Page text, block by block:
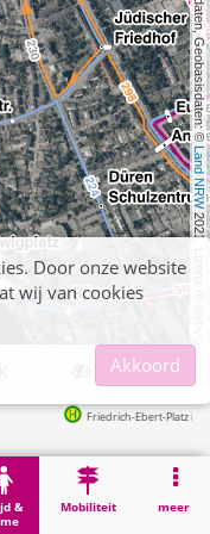
, Kartendaten, Geobasisdaten: ©
Land NRW
2021, Lizenz
dl-de/by-2-0
&
Mobiliteit meer
Friedrich-Ebert-Platz in 296m
Adenauer Park
Door onze website
wij van cookies
Akkoord